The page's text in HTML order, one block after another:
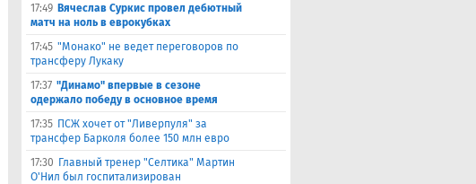
17:49 Вячеслав Суркис провел дебютный
матч на ноль в еврокубках
17:45 "Монако" не ведет переговоров по
трансферу Лукаку
17:37 "Динамо" впервые в сезоне
одержало победу в основное время
17:35 ПСЖ хочет от "Ливерпуля" за
трансфер Барколя более 150 млн евро
17:30 Главный тренер "Селтика" Мартин
О'Нил был госпитализирован